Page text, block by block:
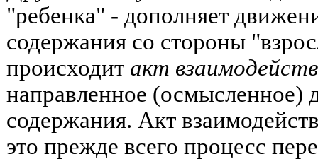
"ребенка" - дополняет
содержания со стороны
происходит акт
направленное (осмысленное)
содержания. Акт
это прежде всего процесс